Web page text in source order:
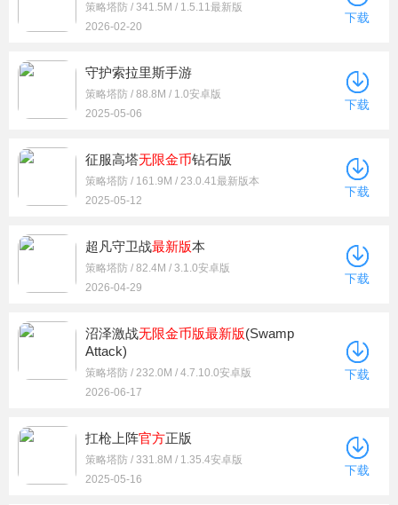
策略塔防 / 341.5M / 1.5.11最新版
2026-02-20
下载
守护索拉里斯手游
策略塔防 / 88.8M / 1.0安卓版
2025-05-06
下载
征服高塔无限金币钻石版
策略塔防 / 161.9M / 23.0.41最新版本
2025-05-12
下载
超凡守卫战最新版本
策略塔防 / 82.4M / 3.1.0安卓版
2026-04-29
下载
沼泽激战无限金币版最新版(Swamp
Attack)
策略塔防 / 232.0M / 4.7.10.0安卓版
2026-06-17
下载
扛枪上阵官方正版
策略塔防 / 331.8M / 1.35.4安卓版
2025-05-16
下载